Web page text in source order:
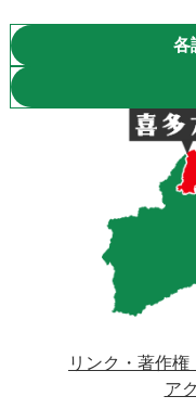
各
リンク・著作権
ア